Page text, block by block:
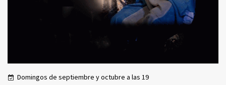
Domingos de septiembre y octubre a las 19